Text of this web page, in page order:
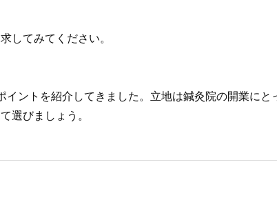
してみてください。
ントを紹介してきました。立地は鍼灸院の開業にと
選びましょう。